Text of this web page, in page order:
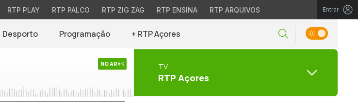
RTP PLAY RTP PALCO RTP ZIG ZAG RTP ENSINA RTP ARQUIVOS Entrar
Desporto Programação + RTP Açores
NO AR TV
RTP Açores